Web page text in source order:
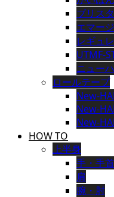
ブリス
エマー
レギュ
UTMF-
ニュー
ロールテープ
New-
New-
New-
HOW TO
上半身
手・手首
肩
腕・肘